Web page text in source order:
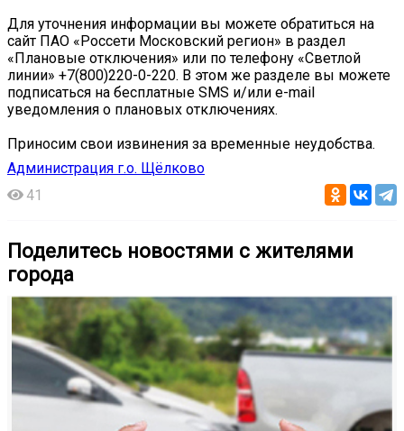
Для уточнения информации вы можете обратиться на
сайт ПАО «Россети Московский регион» в раздел
«Плановые отключения» или по телефону «Светлой
линии» +7(800)220-0-220. В этом же разделе вы можете
подписаться на бесплатные SMS и/или e-mail
уведомления о плановых отключениях.
Приносим свои извинения за временные неудобства.
Администрация г.о. Щёлково
41
Поделитесь новостями с жителями
города